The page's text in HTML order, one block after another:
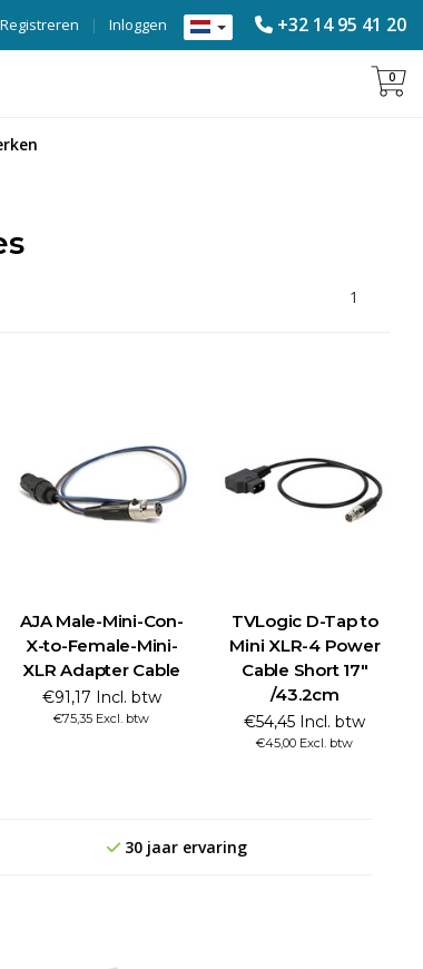
+32 14 95 41 20
Inloggen
|
Registreren
0
1
AJA Male-Mini-Con-
X-to-Female-Mini-
XLR Adapter Cable
€91,17 Incl. btw
€75,35 Excl. btw
TVLogic D-Tap to
Mini XLR-4 Power
Cable Short 17"
/43.2cm
€54,45 Incl. btw
€45,00 Excl. btw
30 jaar ervaring